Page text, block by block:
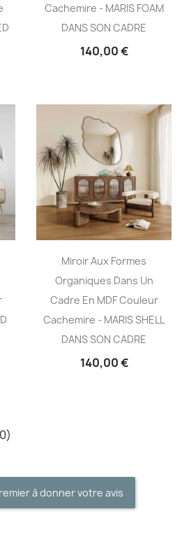
Cachemire - MARIS FOAM
DANS SON CADRE
140,00 €
Miroir Aux Formes
Organiques Dans Un
Cadre En MDF Couleur
Cachemire - MARIS SHELL
DANS SON CADRE
140,00 €
à donner votre avis